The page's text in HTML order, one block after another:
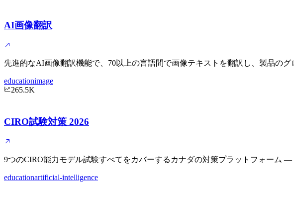
AI画像翻訳
先進的なAI画像翻訳機能で、70以上の言語間で画像テキストを翻訳し、製品の
educationimage
265.5K
CIRO試験対策 2026
9つのCIRO能力モデル試験すべてをカバーするカナダの対策プラットフォーム —
educationartificial-intelligence